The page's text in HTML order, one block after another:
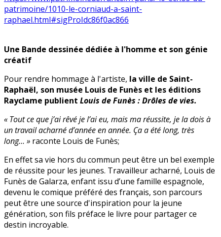
patrimoine/1010-le-corniaud-a-saint-
raphael.html#sigProIdc86f0ac866
Une Bande dessinée dédiée à l'homme et son génie
créatif
Pour rendre hommage à l'artiste, la ville de Saint-
Raphaël, son musée Louis de Funès et les éditions
Rayclame publient Louis de Funès : Drôles de vies.
« Tout ce que j’ai rêvé je l’ai eu, mais ma réussite, je la dois à
un travail acharné d’année en année. Ça a été long, très
long… » raconte Louis de Funès;
En effet sa vie hors du commun peut être un bel exemple
de réussite pour les jeunes. Travailleur acharné, Louis de
Funès de Galarza, enfant issu d’une famille espagnole,
devenu le comique préféré des français, son parcours
peut être une source d'inspiration pour la jeune
génération, son fils préface le livre pour partager ce
destin incroyable.